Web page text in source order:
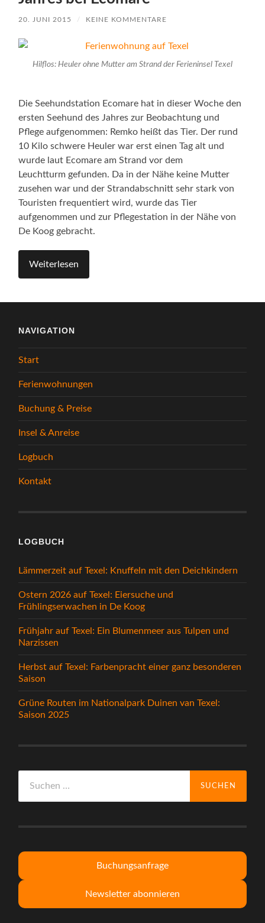
20. JUNI 2015 / KEINE KOMMENTARE
Hilflos: Heuler ohne Mutter am Strand der Ferieninsel Texel
Die Seehundstation Ecomare hat in dieser Woche den
ersten Seehund des Jahres zur Beobachtung und
Pflege aufgenommen: Remko heißt das Tier. Der rund
10 Kilo schwere Heuler war erst einen Tag alt und
wurde laut Ecomare am Strand vor dem
Leuchtturm gefunden. Da in der Nähe keine Mutter
zusehen war und der Strandabschnitt sehr stark von
Touristen frequentiert wird, wurde das Tier
aufgenommen und zur Pflegestation in der Nähe von
De Koog gebracht.
Weiterlesen
NAVIGATION
Start
Ferienwohnungen
Buchung & Preise
Insel & Anreise
Logbuch
Kontakt
LOGBUCH
Lämmerzeit auf Texel: Knuffeln mit den Deichkindern
Ostern 2026 auf Texel: Eiersuche und
Frühlingserwachen in De Koog
Frühjahr auf Texel: Ein Blumenmeer aus Tulpen und
Narzissen
Herbst auf Texel: Farbenpracht einer ganz besonderen
Saison
Grüne Routen im Nationalpark Duinen van Texel:
Saison 2025
nach:
Buchungsanfrage
Newsletter abonnieren